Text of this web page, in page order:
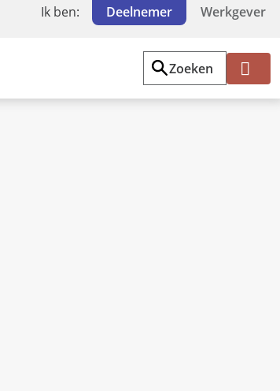
Ik ben: Deelnemer Werkgever
Zoeken
Mi